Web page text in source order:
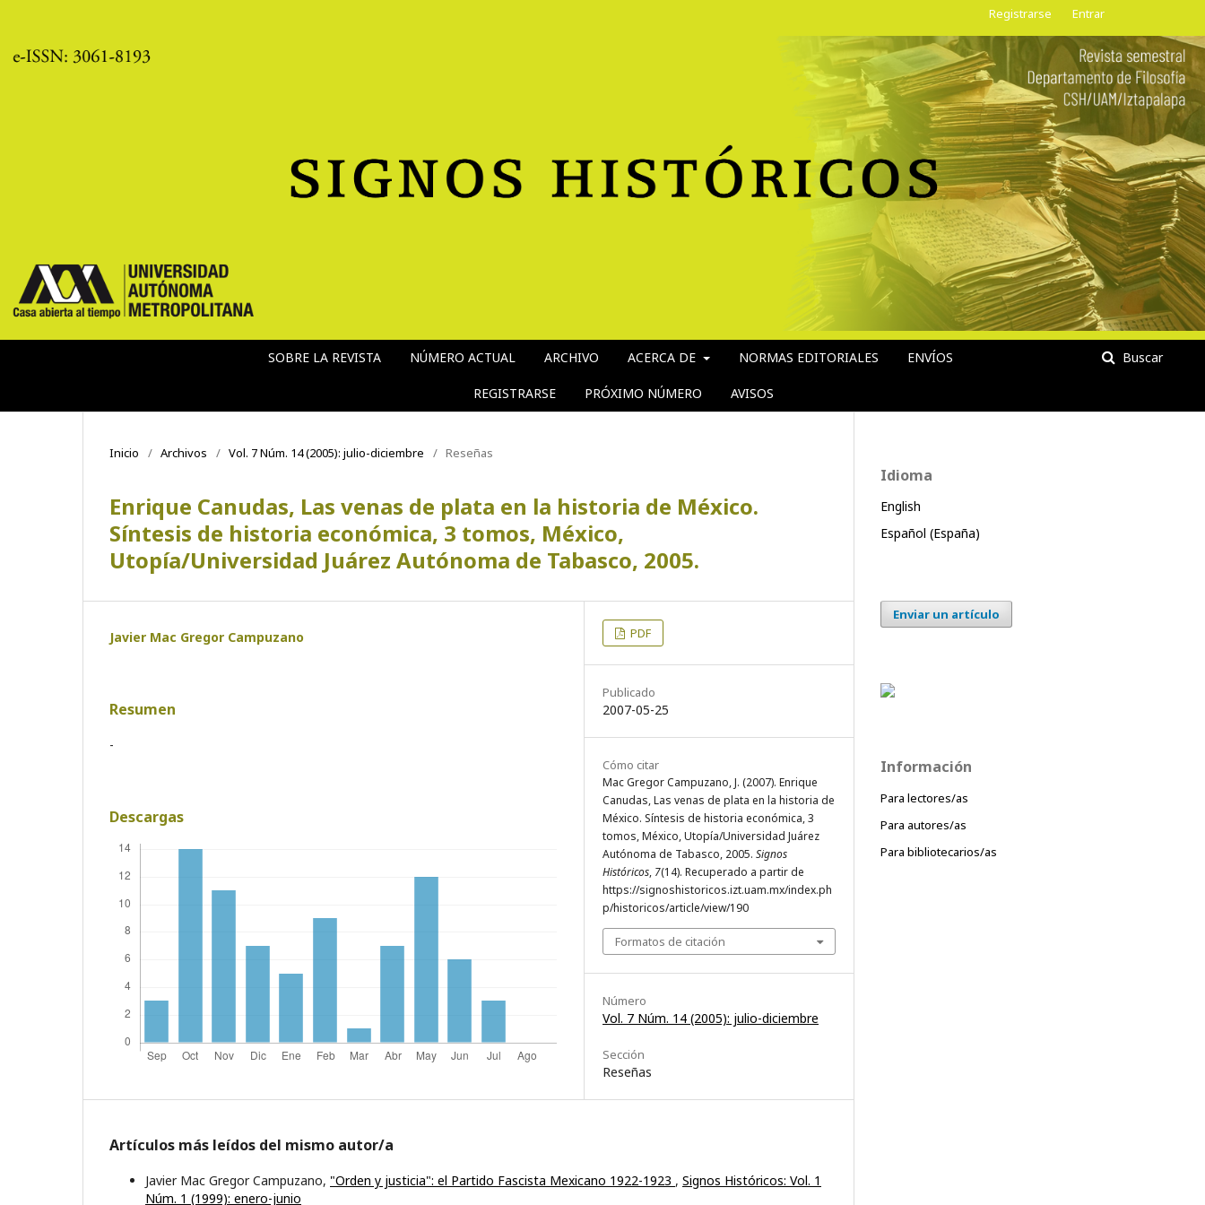
SOBRE LA REVISTA NÚMERO ACTUAL ARCHIVO ACERCA DE NORMAS EDITORIALES ENVÍOS
REGISTRARSE PRÓXIMO NÚMERO AVISOS
Buscar
Registrarse Entrar
Inicio / Archivos / Vol. 7 Núm. 14 (2005): julio-diciembre / Reseñas
Enrique Canudas, Las venas de plata en la historia de México.
Síntesis de historia económica, 3 tomos, México,
Utopía/Universidad Juárez Autónoma de Tabasco, 2005.
Javier Mac Gregor Campuzano
Resumen
-
Descargas
PDF
Publicado
2007-05-25
Cómo citar
Mac Gregor Campuzano, J. (2007). Enrique
Canudas, Las venas de plata en la historia de
México. Síntesis de historia económica, 3
tomos, México, Utopía/Universidad Juárez
Autónoma de Tabasco, 2005. Signos
Históricos, 7(14). Recuperado a partir de
https://signoshistoricos.izt.uam.mx/index.ph
p/historicos/article/view/190
Formatos de citación
Número
Vol. 7 Núm. 14 (2005): julio-diciembre
Sección
Reseñas
Artículos más leídos del mismo autor/a
Javier Mac Gregor Campuzano, "Orden y justicia": el Partido Fascista Mexicano 1922-1923 , Signos Históricos: Vol. 1
Núm. 1 (1999): enero-junio
Idioma
English
Español (España)
Enviar un artículo
Información
Para lectores/as
Para autores/as
Para bibliotecarios/as